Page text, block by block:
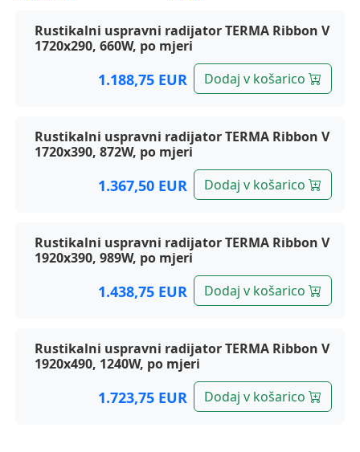
Rustikalni uspravni radijator TERMA Ribbon V
1720x290, 660W, po mjeri
1.188,75 EUR Dodaj v košarico
Rustikalni uspravni radijator TERMA Ribbon V
1720x390, 872W, po mjeri
1.367,50 EUR Dodaj v košarico
Rustikalni uspravni radijator TERMA Ribbon V
1920x390, 989W, po mjeri
1.438,75 EUR Dodaj v košarico
Rustikalni uspravni radijator TERMA Ribbon V
1920x490, 1240W, po mjeri
1.723,75 EUR Dodaj v košarico